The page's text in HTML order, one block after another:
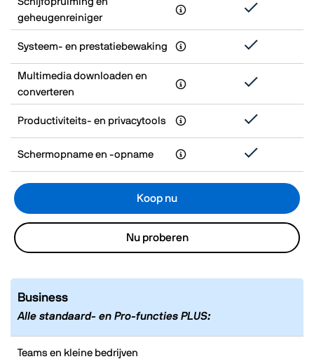
geheugenreiniger
Systeem- en prestatiebewaking
Multimedia downloaden en
converteren
Productiviteits- en privacytools
Schermopname en -opname
Koop nu
Nu proberen
Business
Alle standaard- en Pro-functies PLUS:
Teams en kleine bedrijven